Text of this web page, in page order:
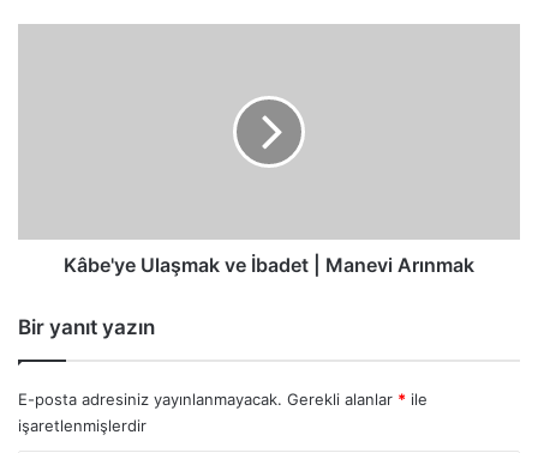
Kâbe'ye Ulaşmak ve İbadet | Manevi Arınmak
Bir yanıt yazın
E-posta adresiniz yayınlanmayacak. Gerekli alanlar * ile
işaretlenmişlerdir